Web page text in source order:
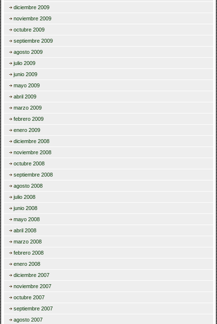
diciembre 2009
noviembre 2009
octubre 2009
septiembre 2009
agosto 2009
julio 2009
junio 2009
mayo 2009
abril 2009
marzo 2009
febrero 2009
enero 2009
diciembre 2008
noviembre 2008
octubre 2008
septiembre 2008
agosto 2008
julio 2008
junio 2008
mayo 2008
abril 2008
marzo 2008
febrero 2008
enero 2008
diciembre 2007
noviembre 2007
octubre 2007
septiembre 2007
agosto 2007